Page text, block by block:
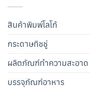
สินค้าพิมพ์โลโก้
กระดาษทิชชู่
ผลิตภัณฑ์ทำความสะอาด
บรรจุภัณฑ์อาหาร